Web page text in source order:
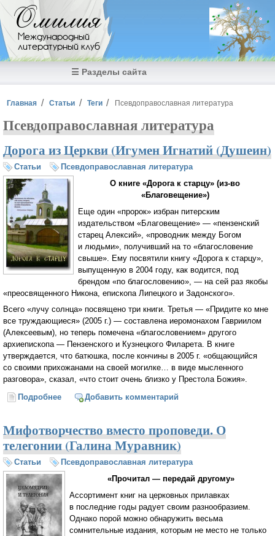
Перейти к основному содержанию
Омилия
Международный
литературный клуб
☰ Разделы сайта
Вы здесь
Главная Статьи Теги Псевдоправославная литература
Псевдоправославная литература
Дорога из Церкви (Игумен Игнатий (Душеин)
Статьи
Псевдоправославная литература
О книге «Дорога к старцу» (из-во
«Благовещение»)
Еще один «пророк» избран питерским
издательством «Благовещение» — «пензенский
старец Алексий», «проводник между Богом
и людьми», получивший на то «благословение
свыше». Ему посвятили книгу «Дорога к старцу»,
выпущенную в 2004 году, как водится, под
брендом «по благословению», — на сей раз якобы
«преосвященного Никона, епископа Липецкого и Задонского».
Всего «лучу солнца» посвящено три книги. Третья — «Придите ко мне
все труждающиеся» (2005 г.) — составлена иеромонахом Гавриилом
(Алексеевым), но теперь помечена «благословением» другого
архиепископа — Пензенского и Кузнецкого Филарета. В книге
утверждается, что батюшка, после кончины в 2005 г. «общающийся
со своими прихожанами на своей могилке… в виде мысленного
разговора», сказал, «что стоит очень близко у Престола Божия».
Подробнее о Дорога из Церкви (Игумен Игнатий (Душеин)
Добавить комментарий
Мифотворчество вместо проповеди. О
телегонии (Галина Муравник)
Статьи
Псевдоправославная литература
«Прочитал — передай другому»
Ассортимент книг на церковных прилавках
в последние годы радует своим разнообразием.
Однако порой можно обнаружить весьма
сомнительные издания, которым не место не только